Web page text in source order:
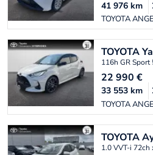
TOYOTA
41 976 km
TOYOTA
116h GR Sport
22 990 €
TOYOTA
33 553 km
TOYOTA
1.0 VVT-i 72ch